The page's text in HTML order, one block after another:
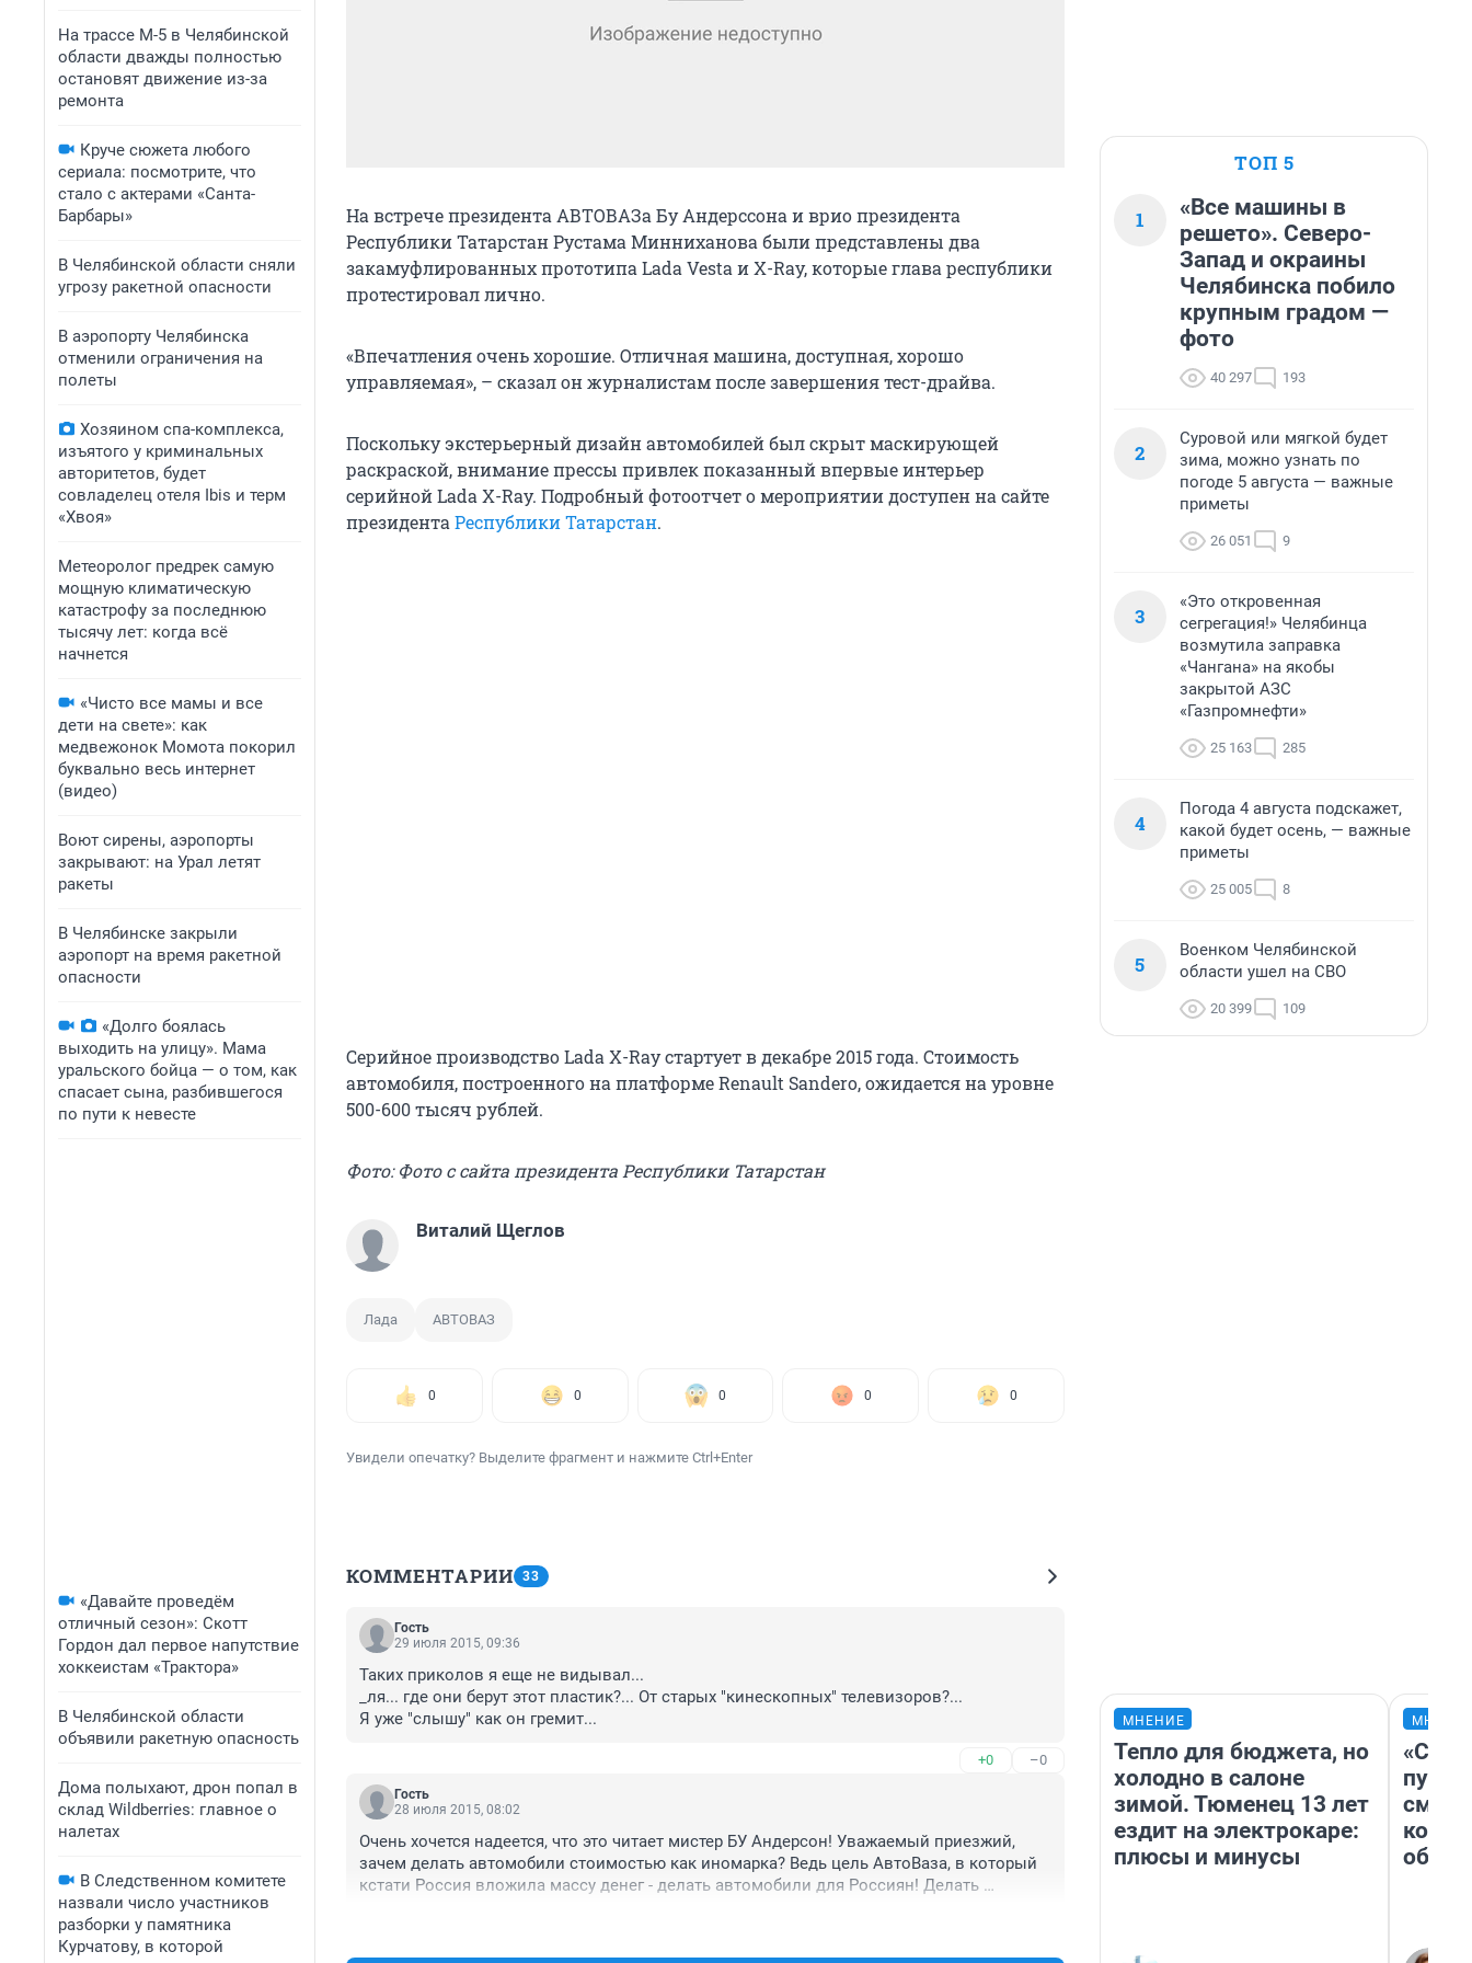
На трассе М-5 в Челябинской
области дважды полностью
остановят движение из-за
ремонта
Круче сюжета любого
сериала: посмотрите, что
стало с актерами «Санта-
Барбары»
В Челябинской области сняли
угрозу ракетной опасности
В аэропорту Челябинска
отменили ограничения на
полеты
Хозяином спа-комплекса,
изъятого у криминальных
авторитетов, будет
совладелец отеля Ibis и терм
«Хвоя»
Метеоролог предрек самую
мощную климатическую
катастрофу за последнюю
тысячу лет: когда всё
начнется
«Чисто все мамы и все
дети на свете»: как
медвежонок Момота покорил
буквально весь интернет
(видео)
Воют сирены, аэропорты
закрывают: на Урал летят
ракеты
В Челябинске закрыли
аэропорт на время ракетной
опасности
«Долго боялась
выходить на улицу». Мама
уральского бойца — о том, как
спасает сына, разбившегося
по пути к невесте
«Давайте проведём
отличный сезон»: Скотт
Гордон дал первое напутствие
хоккеистам «Трактора»
В Челябинской области
объявили ракетную опасность
Дома полыхают, дрон попал в
склад Wildberries: главное о
налетах
В Следственном комитете
назвали число участников
разборки у памятника
Курчатову, в которой
На встрече президента АВТОВАЗа Бу Андерссона и врио президента
Республики Татарстан Рустама Минниханова были представлены два
закамуфлированных прототипа Lada Vesta и X-Ray, которые глава республики
протестировал лично.
«Впечатления очень хорошие. Отличная машина, доступная, хорошо
управляемая», – сказал он журналистам после завершения тест-драйва.
Поскольку экстерьерный дизайн автомобилей был скрыт маскирующей
раскраской, внимание прессы привлек показанный впервые интерьер
серийной Lada X-Ray. Подробный фотоотчет о мероприятии доступен на сайте
президента Республики Татарстан.
Серийное производство Lada X-Ray стартует в декабре 2015 года. Стоимость
автомобиля, построенного на платформе Renault Sandero, ожидается на уровне
500-600 тысяч рублей.
Фото: Фото с сайта президента Республики Татарстан
Виталий Щеглов
Лада АВТОВАЗ
0 0 0 0 0
Увидели опечатку? Выделите фрагмент и нажмите Ctrl+Enter
КОММЕНТАРИИ 33
Гость
29 июля 2015, 09:36
Таких приколов я еще не видывал...
_ля... где они берут этот пластик?... От старых "кинескопных" телевизоров?...
Я уже "слышу" как он гремит...
+0 –0
Гость
28 июля 2015, 08:02
Очень хочется надеется, что это читает мистер БУ Андерсон! Уважаемый приезжий,
зачем делать автомобили стоимостью как иномарка? Ведь цель АвтоВаза, в который
кстати Россия вложила массу денег - делать автомобили для Россиян! Делать
ТОП 5
1
«Все машины в
решето». Северо-
Запад и окраины
Челябинска побило
крупным градом —
фото
40 297 193
2
Суровой или мягкой будет
зима, можно узнать по
погоде 5 августа — важные
приметы
26 051 9
3
«Это откровенная
сегрегация!» Челябинца
возмутила заправка
«Чангана» на якобы
закрытой АЗС
«Газпромнефти»
25 163 285
4
Погода 4 августа подскажет,
какой будет осень, — важные
приметы
25 005 8
5
Военком Челябинской
области ушел на СВО
20 399 109
МНЕНИЕ
Тепло для бюджета, но
холодно в салоне
зимой. Тюменец 13 лет
ездит на электрокаре:
плюсы и минусы